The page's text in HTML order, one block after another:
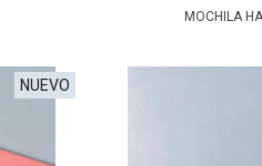
MOCHILA
NUEVO